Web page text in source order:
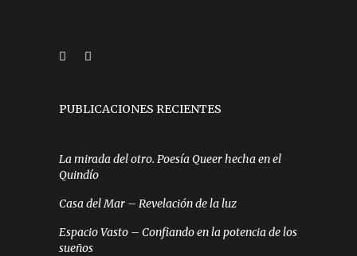
PUBLICACIONES RECIENTES
La mirada del otro. Poesía Queer hecha en el
Quindío
Casa del Mar – Revelación de la luz
Espacio Vasto – Confiando en la potencia de los
sueños